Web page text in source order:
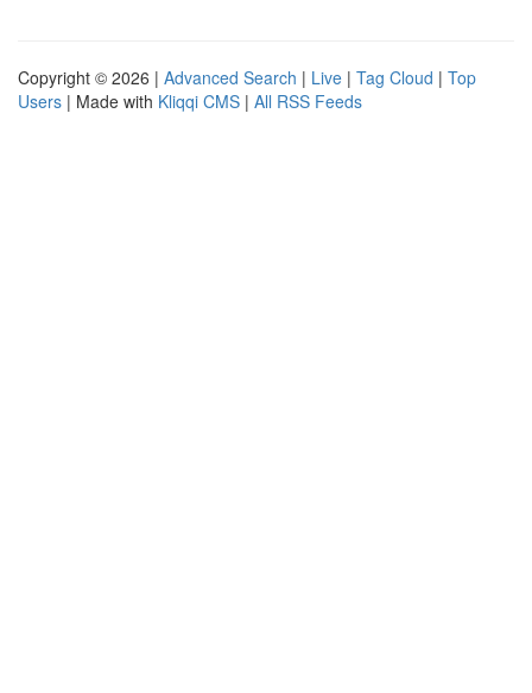
Copyright © 2026 | Advanced Search | Live | Tag Cloud | Top
Users | Made with Kliqqi CMS | All RSS Feeds